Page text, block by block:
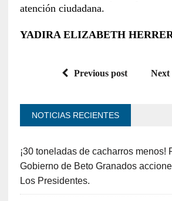
atención ciudadana.
YADIRA ELIZABETH
Previous post Next
NOTICIAS RECIENTES
¡30 toneladas de cacharros menos!
Gobierno de Beto Granados
Los Presidentes.